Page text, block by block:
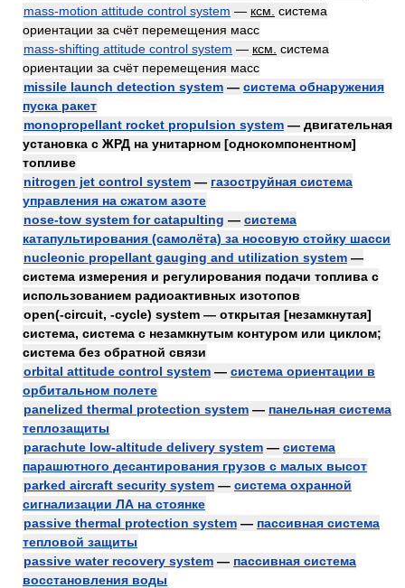
mass-motion attitude control system — ксм. система
ориентации за счёт перемещения масс
mass-shifting attitude control system — ксм. система
ориентации за счёт перемещения масс
missile launch detection system — система обнаружения
пуска ракет
monopropellant rocket propulsion system — двигательная
установка с ЖРД на унитарном [однокомпонентном]
топливе
nitrogen jet control system — газоструйная система
управления на сжатом азоте
nose-tow system for catapulting — система
катапультирования (самолёта) за носовую стойку шасси
nucleonic propellant gauging and utilization system —
система измерения и регулирования подачи топлива с
использованием радиоактивных изотопов
open(-circuit, -cycle) system — открытая [незамкнутая]
система, система с незамкнутым контуром или циклом;
система без обратной связи
orbital attitude control system — система ориентации в
орбитальном полете
panelized thermal protection system — панельная система
теплозащиты
parachute low-altitude delivery system — система
парашютного десантирования грузов с малых высот
parked aircraft security system — система охранной
сигнализации ЛА на стоянке
passive thermal protection system — пассивная система
тепловой защиты
passive water recovery system — пассивная система
восстановления воды